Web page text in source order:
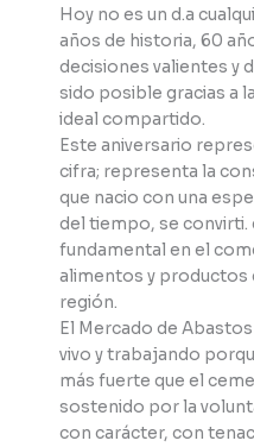
Hoy no es un d.a
años de historia, 60
decisiones valientes y
sido posible gracias a
ideal compartido.
Este aniversario
cifra; representa la
que nacio con una
del tiempo, se convirti.
fundamental en el
alimentos y productos
región.
El Mercado de
vivo y trabajando
más fuerte que el
sostenido por la
con carácter, con